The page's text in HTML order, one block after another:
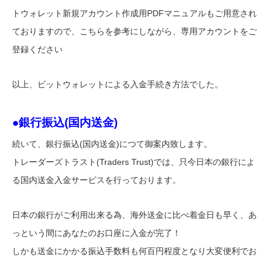
トウォレット新規アカウント作成用PDFマニュアルもご用意され
ておりますので、こちらを参考にしながら、専用アカウントをご
登録ください
以上、ビットウォレットによる入金手続き方法でした。
●銀行振込(国内送金)
続いて、銀行振込(国内送金)につて御案内致します。
トレーダーズトラスト(Traders Trust)では、只今日本の銀行によ
る国内送金入金サービスを行っております。
日本の銀行がご利用出来る為、海外送金に比べ着金日も早く、あ
っという間にあなたのお口座に入金が完了！
しかも送金にかかる振込手数料も何百円程度となり大変便利でお